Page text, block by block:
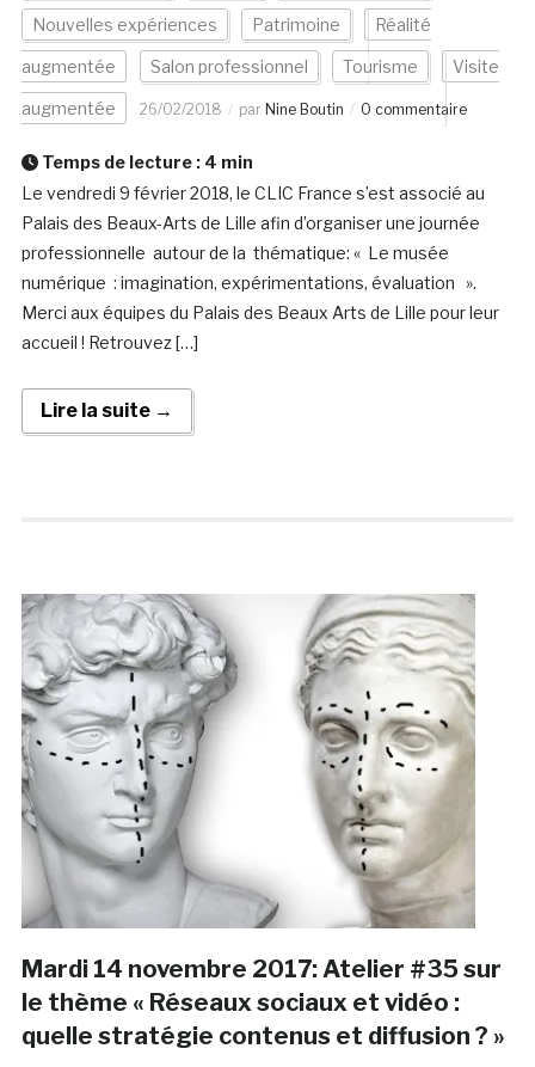
Nouvelles expériences Patrimoine Réalité
augmentée Salon professionnel Tourisme Visite
augmentée 26/02/2018 par Nine Boutin 0 commentaire
Temps de lecture : 4 min
Le vendredi 9 février 2018, le CLIC France s’est associé au
Palais des Beaux-Arts de Lille afin d’organiser une journée
professionnelle autour de la thématique: « Le musée
numérique : imagination, expérimentations, évaluation ».
Merci aux équipes du Palais des Beaux Arts de Lille pour leur
accueil ! Retrouvez […]
Lire la suite →
Mardi 14 novembre 2017: Atelier #35 sur
le thème « Réseaux sociaux et vidéo :
quelle stratégie contenus et diffusion ? »